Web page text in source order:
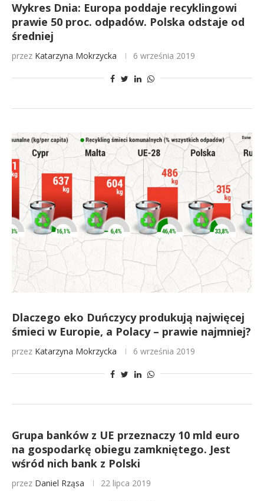
Wykres Dnia: Europa poddaje recyklingowi
prawie 50 proc. odpadów. Polska odstaje od
średniej
przez Katarzyna Mokrzycka 6 września 2019
Dlaczego eko Duńczycy produkują najwięcej
śmieci w Europie, a Polacy – prawie najmniej?
przez Katarzyna Mokrzycka 6 września 2019
Grupa banków z UE przeznaczy 10 mld euro
na gospodarkę obiegu zamkniętego. Jest
wśród nich bank z Polski
przez Daniel Rząsa 22 lipca 2019